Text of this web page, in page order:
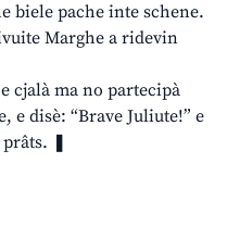
biele pache inte schene.
Marghe a ridevin
cjalà ma no partecipà
e disè: “Brave Juliute!” e
❚